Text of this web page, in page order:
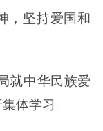
，坚持爱国和
就中华民族爱
体学习。